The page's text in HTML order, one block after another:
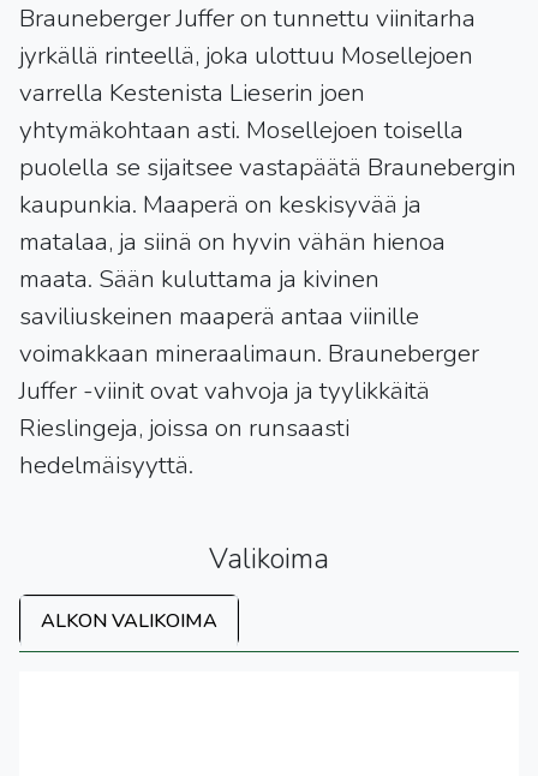
Brauneberger Juffer on tunnettu viinitarha
jyrkällä rinteellä, joka ulottuu Mosellejoen
varrella Kestenista Lieserin joen
yhtymäkohtaan asti. Mosellejoen toisella
puolella se sijaitsee vastapäätä Braunebergin
kaupunkia. Maaperä on keskisyvää ja
matalaa, ja siinä on hyvin vähän hienoa
maata. Sään kuluttama ja kivinen
saviliuskeinen maaperä antaa viinille
voimakkaan mineraalimaun. Brauneberger
Juffer -viinit ovat vahvoja ja tyylikkäitä
Rieslingeja, joissa on runsaasti
hedelmäisyyttä.
Valikoima
ALKON VALIKOIMA